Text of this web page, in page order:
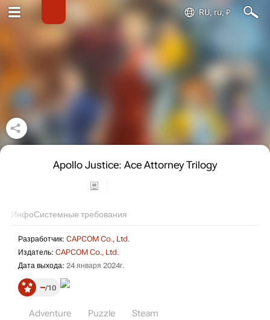
RU, ru, ₽
Apollo Justice: Ace Attorney Trilogy
ИнфоСистемные требования
Разработчик: CAPCOM Co., Ltd.
Издатель: CAPCOM Co., Ltd.
Дата выхода: 24 января 2024г.
– 10
Adventure Puzzle Steam